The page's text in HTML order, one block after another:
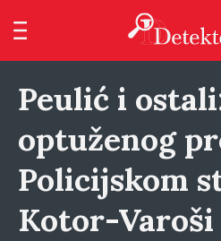
Peulić i
optuženog
Policijskom
Kotor-Varoši